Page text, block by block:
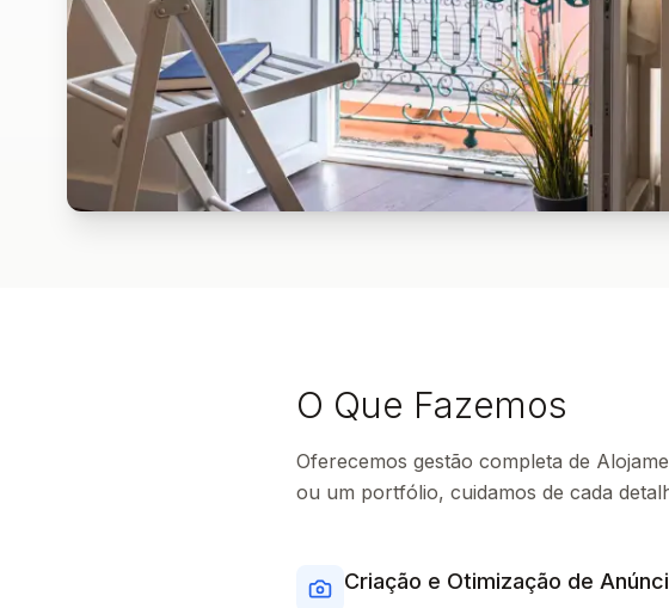
O Que Fazemos
Oferecemos gestão completa de
ou um portfólio, cuidamos de cada
Criação e Otimização de